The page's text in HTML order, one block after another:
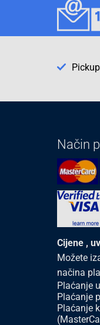
Način
Cijene ,
Možete
načina
Plaćanje
Plaćanje
Plaćanje